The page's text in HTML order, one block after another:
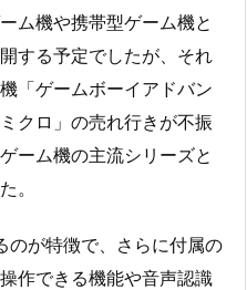
ム機や携帯型ゲーム機と
する予定でしたが、それ
「ゲームボーイアドバン
クロ」の売れ行きが不振
ーム機の主流シリーズと
。
のが特徴で、さらに付属の
作できる機能や音声認識